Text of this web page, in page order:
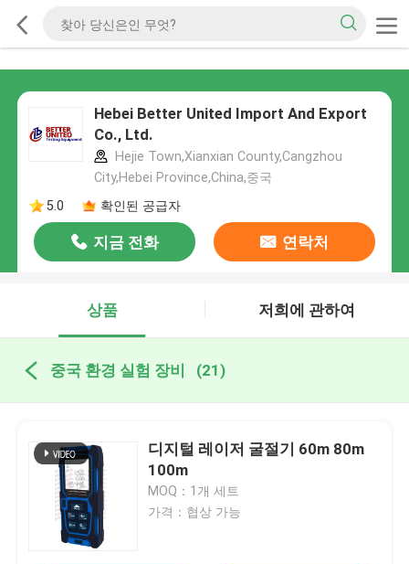
Hebei Better United Import And Export
Co., Ltd.
Hejie Town,Xianxian County,Cangzhou
City,Hebei Province,China,중국
5.0
확인된 공급자
지금 전화 연락처
상품 저희에 관하여
중국 환경 실험 장비 (21)
디지털 레이저 굴절기 60m 80m
100m
MOQ：1개 세트
가격：협상 가능